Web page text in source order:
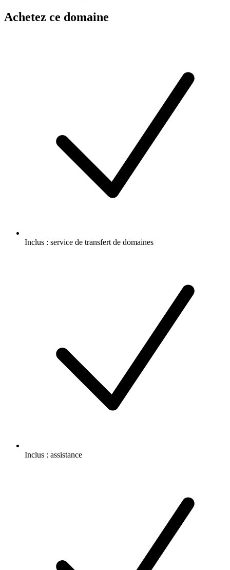
Achetez ce domaine
Inclus : service de transfert de domaines
Inclus : assistance